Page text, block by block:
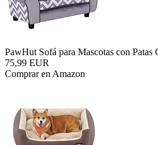
PawHut Sofá para Mascotas con Patas
75,99 EUR
Comprar en Amazon